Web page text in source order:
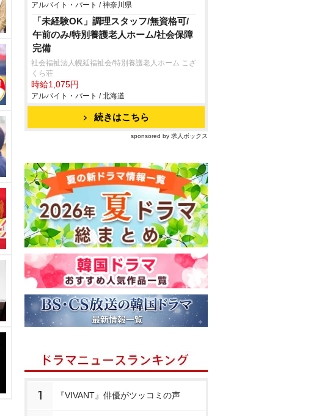
アルバイト・パート / 神奈川県
「未経験OK」調理スタッフ/無資格可/
午前のみ/特別養護老人ホーム/社会保障
完備
社会福祉法人幌延福祉会/特別養護老人ホーム こざ
くら荘
時給1,075円
アルバイト・パート / 北海道
続きはこちら
sponsored by 求人ボックス
1 『VIVANT』俳優がツッコミの声